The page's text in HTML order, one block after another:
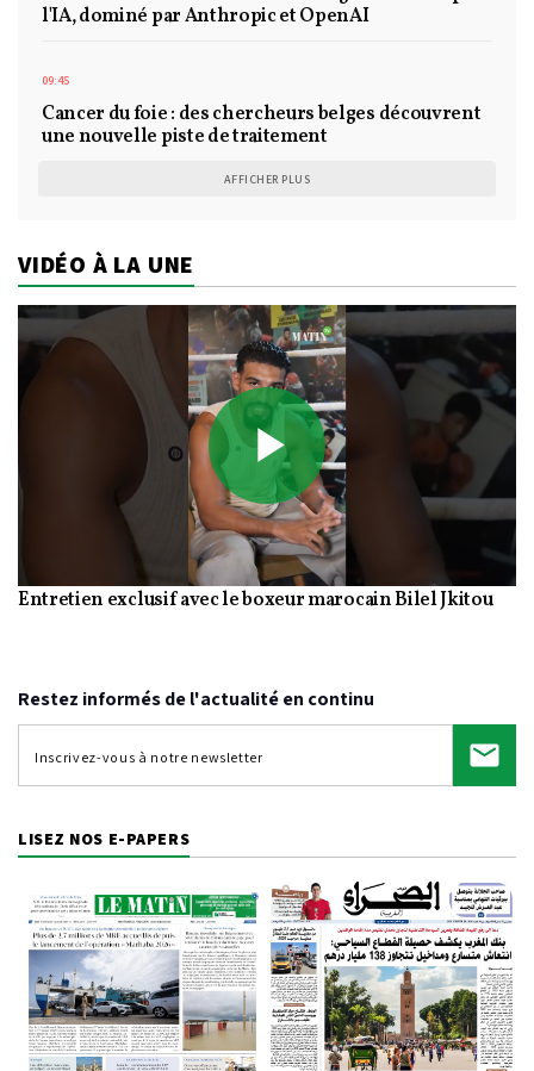
l'IA, dominé par Anthropic et OpenAI
09:45
Cancer du foie : des chercheurs belges découvrent
une nouvelle piste de traitement
AFFICHER PLUS
VIDÉO À LA UNE
Play
Video
Entretien exclusif avec le boxeur marocain Bilel Jkitou
Restez informés de l'actualité en continu
LISEZ NOS E-PAPERS